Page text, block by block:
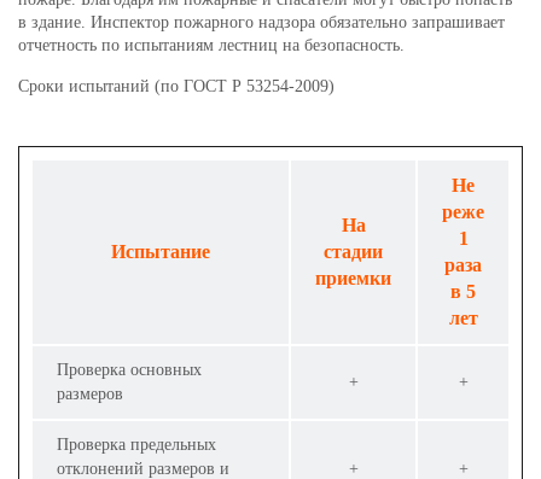
в здание. Инспектор пожарного надзора обязательно запрашивает
отчетность по испытаниям лестниц на безопасность.
Сроки испытаний (по ГОСТ Р 53254-2009)
Испытание
На
стадии
приемки
Не
реже
1
раза
в 5
лет
Проверка основных
размеров
+ +
Проверка предельных
отклонений размеров и
+ +